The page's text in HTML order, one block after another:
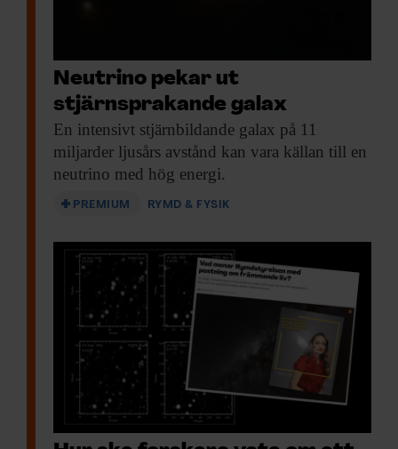
Neutrino pekar ut
stjärnsprakande galax
En intensivt stjärnbildande galax på 11
miljarder ljusårs avstånd kan vara källan till en
neutrino med hög energi.
PREMIUM RYMD & FYSIK